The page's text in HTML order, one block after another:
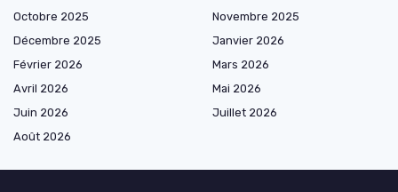
Octobre 2025
Novembre 2025
Décembre 2025
Janvier 2026
Février 2026
Mars 2026
Avril 2026
Mai 2026
Juin 2026
Juillet 2026
Août 2026